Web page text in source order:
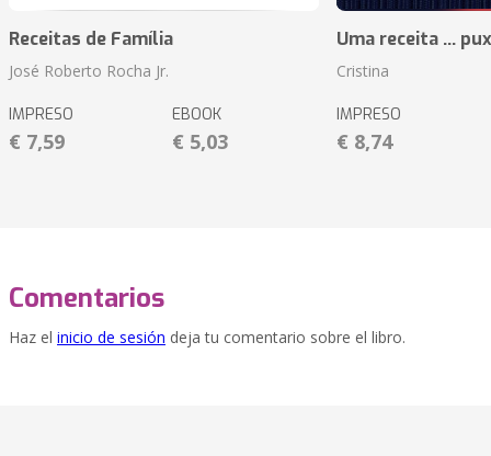
Receitas de Família
José Roberto Rocha Jr.
IMPRESO
€ 7,59
EBOOK
€ 5,03
Uma receita ...
Cristina
IMPRESO
€ 8,74
Comentarios
Haz el inicio de sesión deja tu comentario sobre el libro.